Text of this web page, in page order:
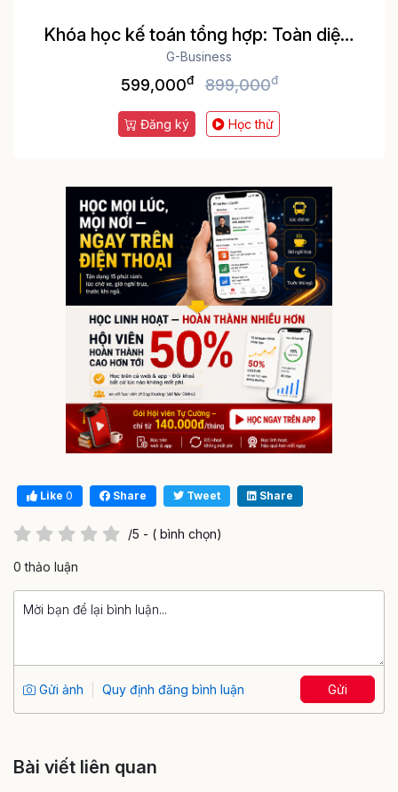
Khóa học kế toán tổng hợp: Toàn diện,
thực tế Thực hành trên phần mềm kế
toán MISA và Excel
G-Business
599,000đ 899,000đ
Đăng ký Học thử
Like 0 Share Tweet Share
/5 - ( bình chọn)
0 thảo luận
Gửi ảnh Quy định đăng bình luận Gửi
Bài viết liên quan